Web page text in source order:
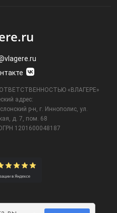
«ВЛАГЕРЕ»
адрес:
р-н, г. Иннополис, ул.
д. 7, пом. 68
1201600048187